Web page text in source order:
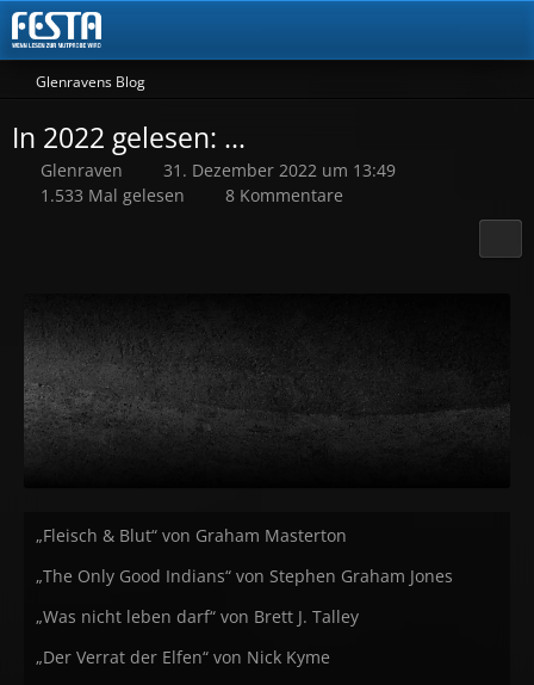
Glenravens Blog
In 2022 gelesen: ...
Glenraven
31. Dezember 2022 um 13:49
1.533 Mal gelesen
8 Kommentare
„Fleisch & Blut“ von Graham Masterton
„The Only Good Indians“ von Stephen Graham Jones
„Was nicht leben darf“ von Brett J. Talley
„Der Verrat der Elfen“ von Nick Kyme